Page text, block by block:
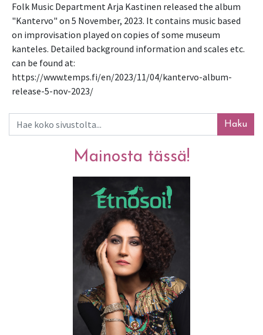
Folk Music Department Arja Kastinen released the album
"Kantervo" on 5 November, 2023. It contains music based
on improvisation played on copies of some museum
kanteles. Detailed background information and scales etc.
can be found at:
https://www.temps.fi/en/2023/11/04/kantervo-album-
release-5-nov-2023/
Haku
Mainosta tässä!